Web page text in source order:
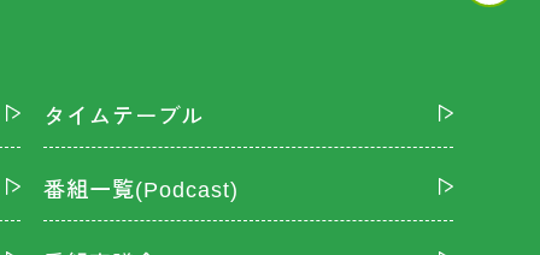
タイムテーブル
番組一覧(Podcast)